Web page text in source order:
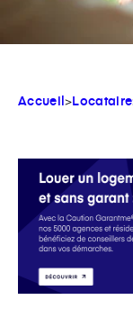
Accueil>Locataire